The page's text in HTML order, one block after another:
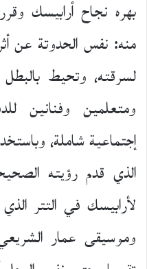
بهره نجاح أرابيسك
منه: نفس الحدوتة عن
لسرقته، وتحيط
ومتعلمين وفنانين
إجتماعية شاملة،
الذي قدم رؤيته
لأرابيسك في التتر
وموسيقى عمار